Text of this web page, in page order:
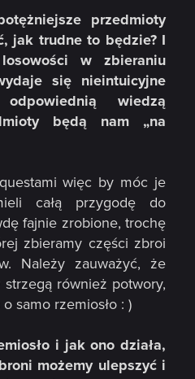
przedmioty
jak trudne to będzie? I
w zbieraniu
się nieintuicyjne
wiedzą
będą nam „na
więc by móc je
całą przygodę do
fajnie zrobione, trochę
zbieramy części zbroi
Należy zauważyć, że
również potwory,
samo rzemiosło : )
i jak ono działa,
możemy ulepszyć i